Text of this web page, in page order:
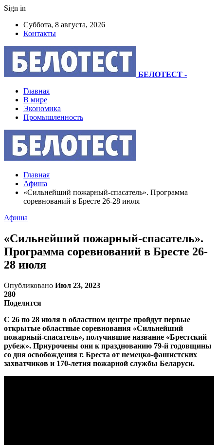
Sign in
Суббота, 8 августа, 2026
Контакты
БЕЛОТЕСТ -
Главная
В мире
Экономика
Промышленность
Главная
Афиша
«Сильнейший пожарный-спасатель». Программа
соревнований в Бресте 26-28 июля
Афиша
«Сильнейший пожарный-спасатель».
Программа соревнований в Бресте 26-
28 июля
Опубликовано Июл 23, 2023
280
Поделится
С 26 по 28 июля в областном центре пройдут первые
открытые областные соревнования «Сильнейший
пожарный-спасатель», получившие название «Брестский
рубеж». Приурочены они к празднованию 79-й годовщины
со дня освобождения г. Бреста от немецко-фашистских
захватчиков и 170-летия пожарной службы Беларуси.